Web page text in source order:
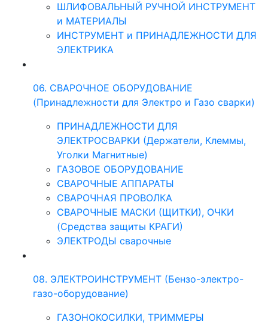
ШЛИФОВАЛЬНЫЙ РУЧНОЙ ИНСТРУМЕНТ
и МАТЕРИАЛЫ
ИНСТРУМЕНТ и ПРИНАДЛЕЖНОСТИ ДЛЯ
ЭЛЕКТРИКА
06. СВАРОЧНОЕ ОБОРУДОВАНИЕ
(Принадлежности для Электро и Газо сварки)
ПРИНАДЛЕЖНОСТИ ДЛЯ
ЭЛЕКТРОСВАРКИ (Держатели, Клеммы,
Уголки Магнитные)
ГАЗОВОЕ ОБОРУДОВАНИЕ
СВАРОЧНЫЕ АППАРАТЫ
СВАРОЧНАЯ ПРОВОЛКА
СВАРОЧНЫЕ МАСКИ (ЩИТКИ), ОЧКИ
(Средства защиты КРАГИ)
ЭЛЕКТРОДЫ сварочные
08. ЭЛЕКТРОИНСТРУМЕНТ (Бензо-электро-
газо-оборудование)
ГАЗОНОКОСИЛКИ, ТРИММЕРЫ